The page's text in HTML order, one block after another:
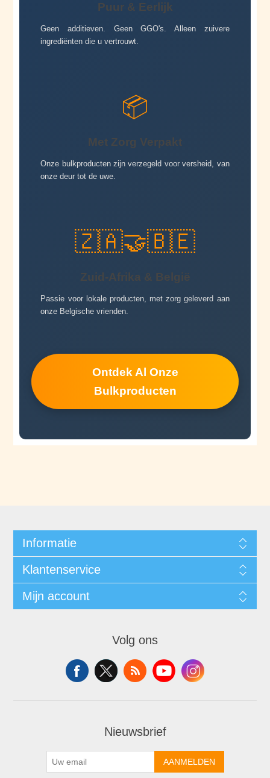
Puur & Eerlijk
Geen additieven. Geen GGO's. Alleen zuivere
ingrediënten die u vertrouwt.
📦
Met Zorg Verpakt
Onze bulkproducten zijn verzegeld voor versheid, van
onze deur tot de uwe.
🇿🇦🤝🇧🇪
Zuid-Afrika & België
Passie voor lokale producten, met zorg geleverd aan
onze Belgische vrienden.
Ontdek Al Onze
Bulkproducten
Informatie
Klantenservice
Mijn account
Volg ons
Nieuwsbrief
AANMELDEN